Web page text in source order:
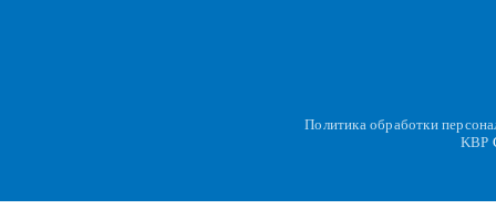
Политика обработки
KBP